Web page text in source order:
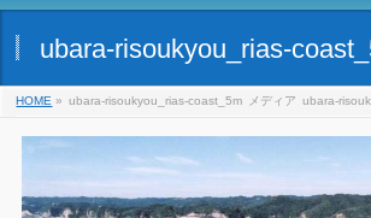
ubara-risoukyou_rias-
HOME » ubara-risoukyou_rias-coast_5m メディア ubara-